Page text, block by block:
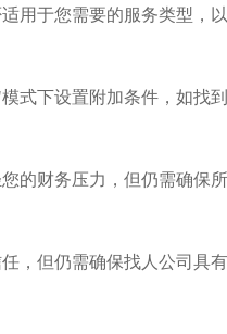
用于您需要的服务类型，
式下设置附加条件，如找
的财务压力，但仍需确保
，但仍需确保找人公司具有